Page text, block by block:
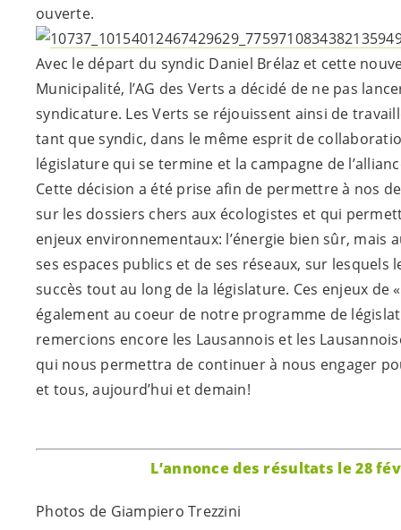
ouverte.
Avec le départ du syndic Daniel Brélaz et cette
Municipalité, l’AG des Verts a décidé de ne pas
syndicature. Les Verts se réjouissent ainsi de
tant que syndic, dans le même esprit de
législature qui se termine et la campagne de
Cette décision a été prise afin de permettre à nos
sur les dossiers chers aux écologistes et qui
enjeux environnementaux: l’énergie bien sûr, mais
ses espaces publics et de ses réseaux, sur lesquels
succès tout au long de la législature. Ces enjeux de
également au coeur de notre programme de
remercions encore les Lausannois et les
qui nous permettra de continuer à nous engager
et tous, aujourd’hui et demain!
L’annonce des résultats le 28
Photos de Giampiero Trezzini